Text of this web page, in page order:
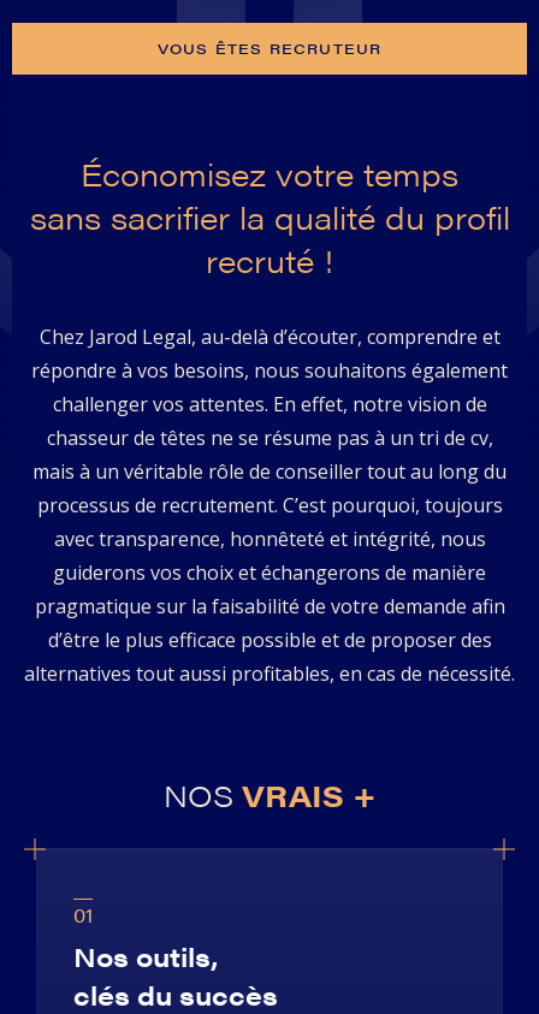
VOUS ÊTES RECRUTEUR
Économisez votre temps
sans sacrifier la qualité du profil
recruté !
Chez Jarod Legal, au-delà d’écouter, comprendre et
répondre à vos besoins, nous souhaitons également
challenger vos attentes. En effet, notre vision de
chasseur de têtes ne se résume pas à un tri de cv,
mais à un véritable rôle de conseiller tout au long du
processus de recrutement. C’est pourquoi, toujours
avec transparence, honnêteté et intégrité, nous
guiderons vos choix et échangerons de manière
pragmatique sur la faisabilité de votre demande afin
d’être le plus efficace possible et de proposer des
alternatives tout aussi profitables, en cas de nécessité.
NOS VRAIS +
01
Nos outils,
clés du succès